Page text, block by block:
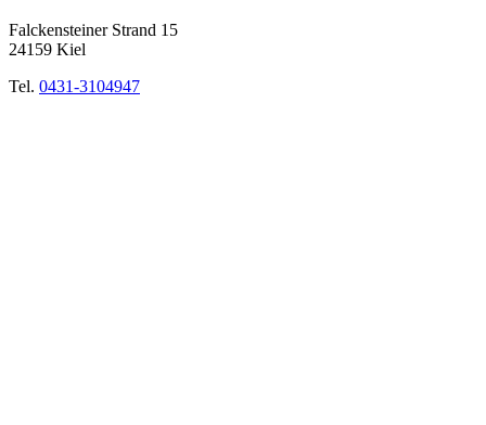
Falckensteiner Strand 15
24159 Kiel
Tel. 0431-3104947